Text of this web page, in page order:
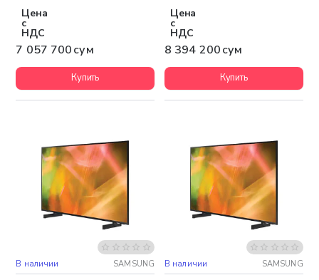
Цена
с
НДС
7 057 700 сум
Купить
Цена
с
НДС
8 394 200 сум
Купить
Бесплатная доставка
В наличии SAMSUNG Бесплатная доставка
В наличии SAMSUNG